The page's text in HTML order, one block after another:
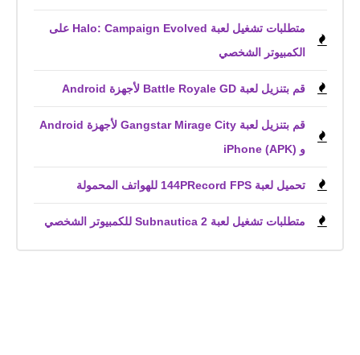
متطلبات تشغيل لعبة Halo: Campaign Evolved على
الكمبيوتر الشخصي
قم بتنزيل لعبة Battle Royale GD لأجهزة Android
قم بتنزيل لعبة Gangstar Mirage City لأجهزة Android
و iPhone (APK)
تحميل لعبة 144PRecord FPS للهواتف المحمولة
متطلبات تشغيل لعبة Subnautica 2 للكمبيوتر الشخصي